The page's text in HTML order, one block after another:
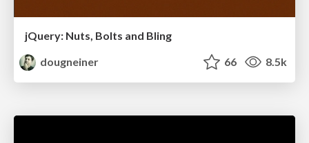
jQuery: Nuts, Bolts and Bling
dougneiner
66 8.5k